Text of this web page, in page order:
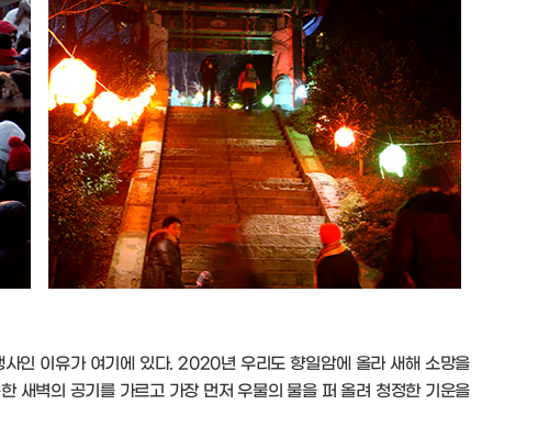
인 이유가 여기에 있다. 2020년 우리도 향일암에 올라 새해 소망을
새벽의 공기를 가르고 가장 먼저 우물의 물을 퍼 올려 청정한 기운을